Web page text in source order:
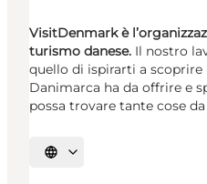
VisitDenmark è
turismo danese. Il nostro
quello di ispirarti a
Danimarca ha da offrire e
possa trovare tante cose
Seleziona la lingua